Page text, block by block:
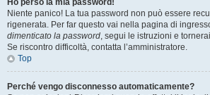
Ho perso la mia password!
Niente panico! La tua password non può essere
rigenerata. Per far questo vai nella pagina di
dimenticato la password, segui le istruzioni e
Se riscontro difficoltà, contatta l’amministratore.
Top
Perché vengo disconnesso automaticamente?